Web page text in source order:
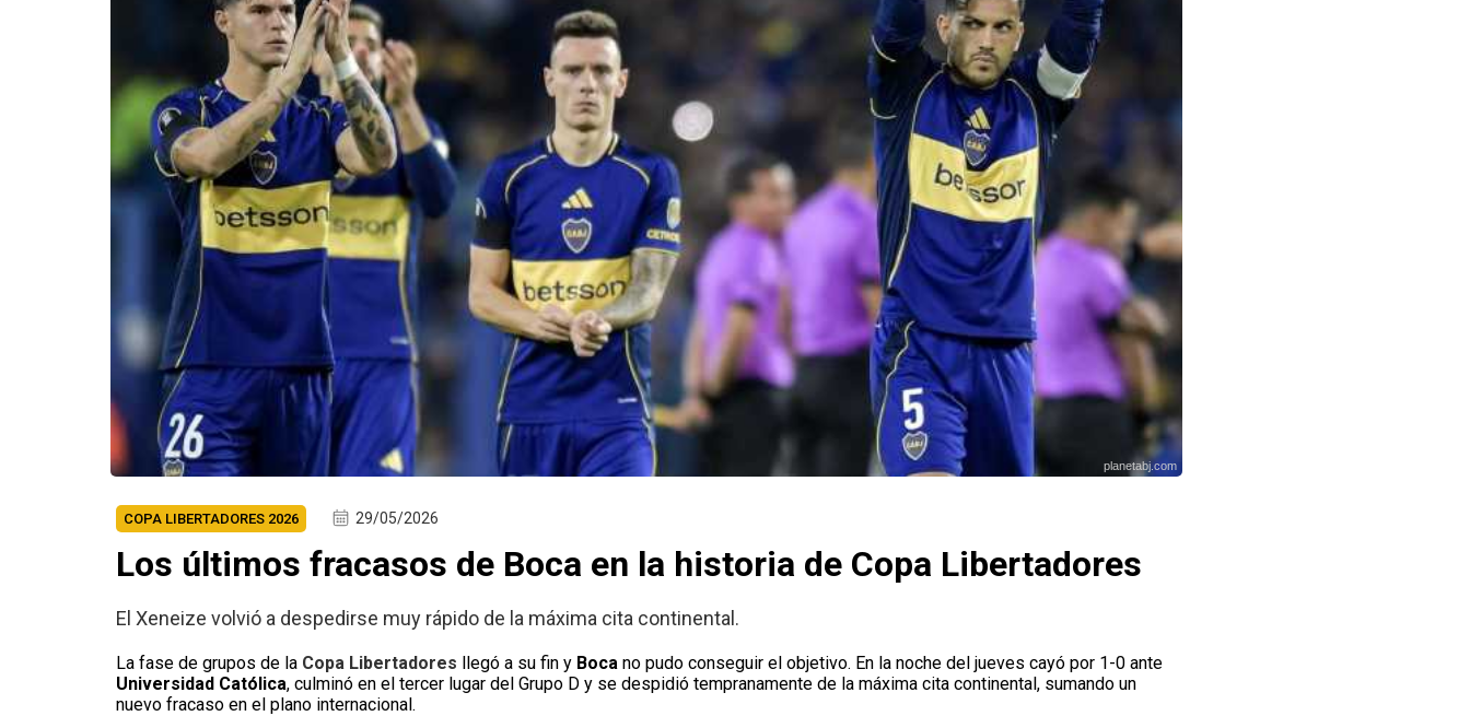
planetabj.com
COPA LIBERTADORES 2026 29/05/2026
Los últimos fracasos de Boca en la historia de Copa Libertadores
El Xeneize volvió a despedirse muy rápido de la máxima cita continental.
La fase de grupos de la Copa Libertadores llegó a su fin y Boca no pudo conseguir el objetivo. En la noche del jueves cayó por 1-0 ante
Universidad Católica, culminó en el tercer lugar del Grupo D y se despidió tempranamente de la máxima cita continental, sumando un
nuevo fracaso en el plano internacional.